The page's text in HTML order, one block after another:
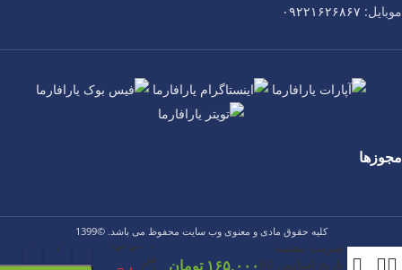
موبایل: ۰۹۲۲۱۶۲۶۸۶۷
مجوزها
کلیه حقوق مادی و معنوی وب سایت محفوظ می باشد. ©1399
شربت ‎بنفشه
باریج اسانس 60 ۱۶۵,۰۰۰ تومان
موجود
در